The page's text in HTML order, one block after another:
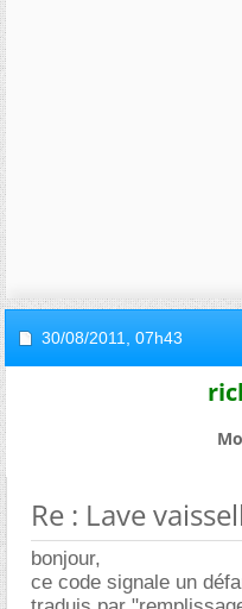
30/08/2011, 07h43
Re : Lave
bonjour,
ce code signale un